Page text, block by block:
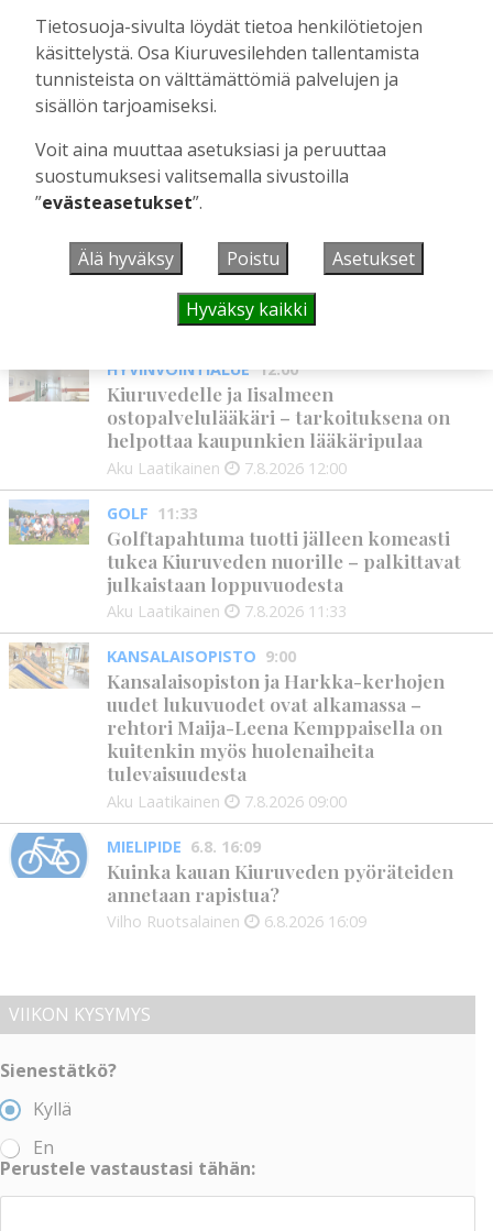
Kiuruveden Urheilijat vahvalla
joukkueella ja mitalitavoittein nuorten
yleisurheilun SM-kisoihin
Tilaajille
Aku Laatikainen
UUSIMMAT
MIELIPIDE 12:26
Terveisiä eduskuntaan
Vilho Ruotsalainen 7.8.2026
HYVINVOINTIALUE 12:00
Kiuruvedelle ja Iisalmeen
ostopalvelulääkäri – tarkoituksena on
helpottaa kaupunkien lääkäripulaa
Aku Laatikainen 7.8.2026 12:00
GOLF 11:33
Golftapahtuma tuotti jälleen komeasti
tukea Kiuruveden nuorille – palkittavat
julkaistaan loppuvuodesta
Aku Laatikainen 7.8.2026 11:33
KANSALAISOPISTO 9:00
Kansalaisopiston ja Harkka-kerhojen
uudet lukuvuodet ovat alkamassa –
rehtori Maija-Leena Kemppaisella on
kuitenkin myös huolenaiheita
tulevaisuudesta
Aku Laatikainen 7.8.2026 09:00
MIELIPIDE 6.8. 16:09
Kuinka kauan Kiuruveden pyöräteiden
annetaan rapistua?
Vilho Ruotsalainen 6.8.2026 16:09
VIIKON KYSYMYS
Sienestätkö?
Kyllä
En
Perustele vastaustasi tähän:
Tietosuoja-sivulta löydät tietoa henkilötietojen
käsittelystä. Osa Kiuruvesilehden tallentamista
tunnisteista on välttämättömiä palvelujen ja
sisällön tarjoamiseksi.
Voit aina muuttaa asetuksiasi ja peruuttaa
suostumuksesi valitsemalla sivustoilla
”evästeasetukset”.
Älä hyväksy Poistu Asetukset
Hyväksy kaikki